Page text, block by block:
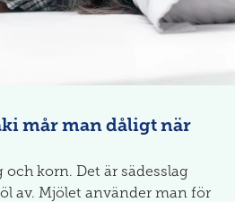
mår man dåligt när
korn. Det är sädesslag
av. Mjölet använder man för